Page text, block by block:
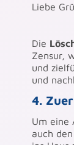
Liebe
Die
Zensur,
und
und
4.
Um eine
auch